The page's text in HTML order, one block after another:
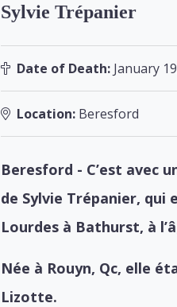
Sylvie Trépanier
Date of Death: January
Location: Beresford
Beresford - C’est avec
de Sylvie Trépanier, qui
Lourdes à Bathurst, à
Née à Rouyn, Qc, elle
Lizotte.